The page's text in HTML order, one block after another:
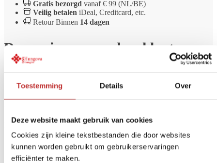
Toestemming Details Over
Deze website maakt gebruik van cookies
Cookies zijn kleine tekstbestanden die door websites
kunnen worden gebruikt om gebruikerservaringen
efficiënter te maken.
Gratis bezorgd vanaf € 99 (NL/BE)
Veilig betalen iDeal, Creditcard, etc.
Retour Binnen 14 dagen
De mening van andere klanten
overShungite Piramide Derevo –
gepolijst
Reviews are closed.
Al bekend met onze waterfilters?